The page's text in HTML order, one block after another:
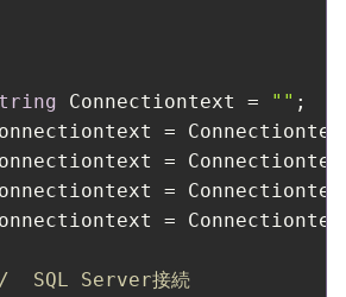
Connectiontext = "" ;
=
=
=
=
SQL Server接続